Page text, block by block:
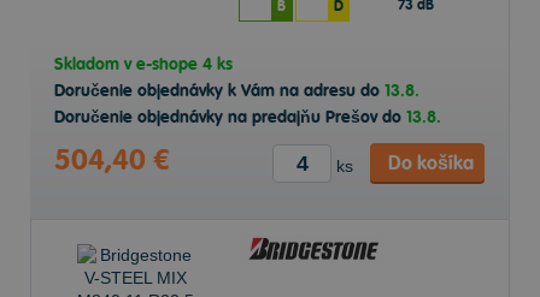
B D 73 dB
Skladom ve-shope 4 ks
Doručenie objednávky k Vám na adresu do 13.8.
Doručenie objednávky na predajňu Prešov do 13.8.
504,40 € ks Do košíka